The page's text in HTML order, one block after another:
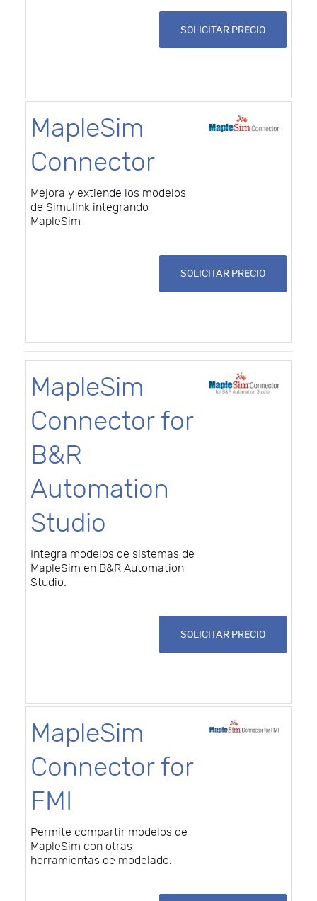
SOLICITAR PRECIO
MapleSim
Connector
Mejora y extiende los modelos
de Simulink integrando
MapleSim
SOLICITAR PRECIO
MapleSim
Connector for
B&R
Automation
Studio
Integra modelos de sistemas de
MapleSim en B&R Automation
Studio.
SOLICITAR PRECIO
MapleSim
Connector for
FMI
Permite compartir modelos de
MapleSim con otras
herramientas de modelado.